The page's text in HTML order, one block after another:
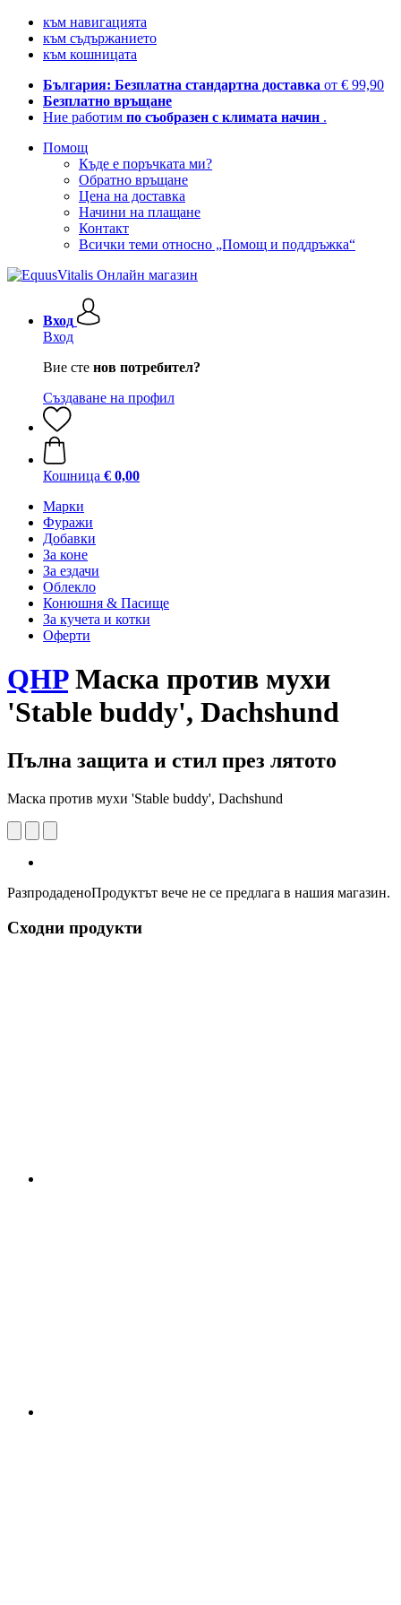
към навигацията
към съдържанието
към кошницата
България: Безплатна стандартна доставка от € 99,90
Безплатно връщане
Ние работим по съобразен с климата начин .
Помощ
Къде е поръчката ми?
Обратно връщане
Цена на доставка
Начини на плащане
Контакт
Всички теми относно „Помощ и поддръжка“
Вход
Вход
Вие сте нов потребител?
Създаване на профил
Кошница € 0,00
Марки
Фуражи
Добавки
За коне
За ездачи
Облекло
Конюшня & Пасище
За кучета и котки
Оферти
QHPМаска против мухи
'Stable buddy', Dachshund
Пълна защита и стил през лятото
Маска против мухи 'Stable buddy', Dachshund
РазпродаденоПродуктът вече не се предлага в нашия магазин.
Сходни продукти